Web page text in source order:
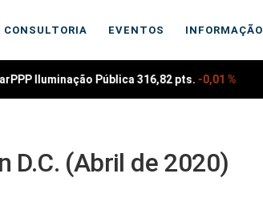
CONSULTORIA EVENTOS INFORMAÇÃO
Iluminação Pública 316,82 pts. -0,01 %
D.C. (Abril de 2020)